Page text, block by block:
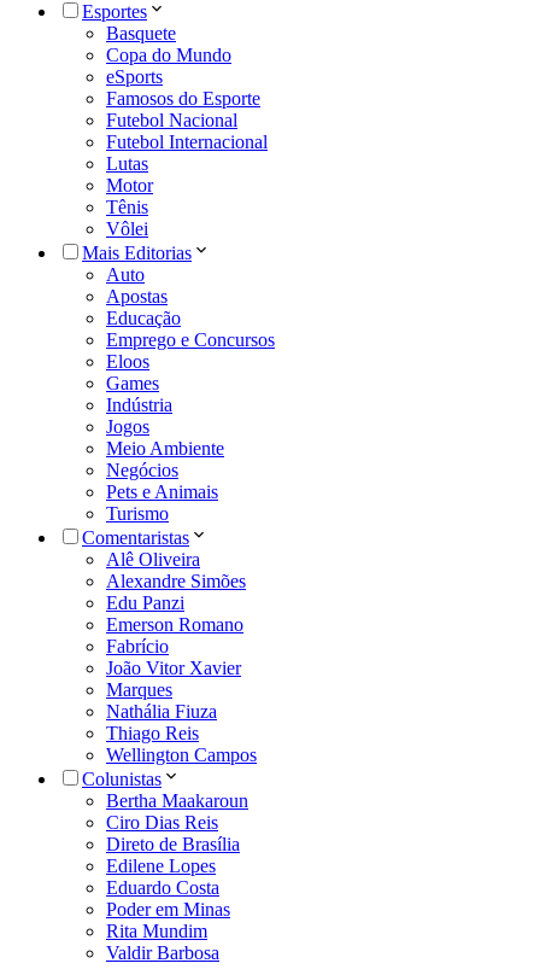
Esportes
Basquete
Copa do Mundo
eSports
Famosos do Esporte
Futebol Nacional
Futebol Internacional
Lutas
Motor
Tênis
Vôlei
Mais Editorias
Auto
Apostas
Educação
Emprego e Concursos
Eloos
Games
Indústria
Jogos
Meio Ambiente
Negócios
Pets e Animais
Turismo
Comentaristas
Alê Oliveira
Alexandre Simões
Edu Panzi
Emerson Romano
Fabrício
João Vitor Xavier
Marques
Nathália Fiuza
Thiago Reis
Wellington Campos
Colunistas
Bertha Maakaroun
Ciro Dias Reis
Direto de Brasília
Edilene Lopes
Eduardo Costa
Poder em Minas
Rita Mundim
Valdir Barbosa